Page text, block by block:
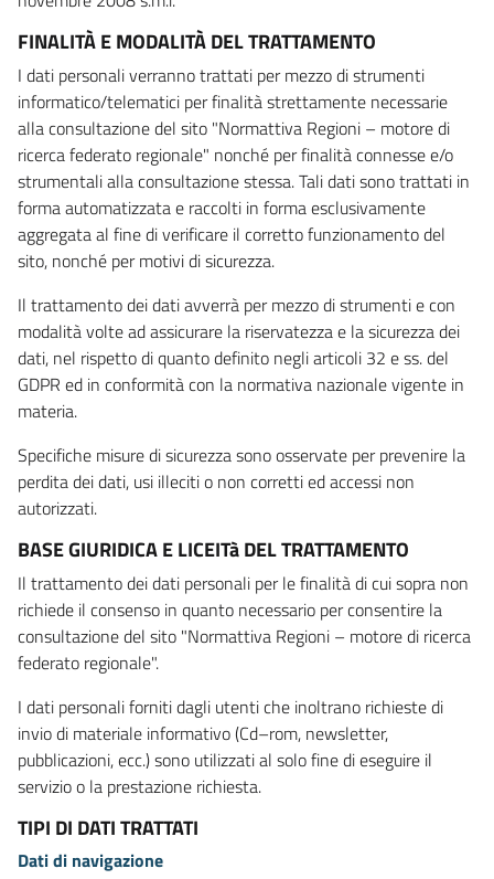
FINALITÀ E MODALITÀ DEL TRATTAMENTO
I dati personali verranno trattati per mezzo di strumenti
informatico/telematici per finalità strettamente necessarie
alla consultazione del sito "Normattiva Regioni – motore di
ricerca federato regionale" nonché per finalità connesse e/o
strumentali alla consultazione stessa. Tali dati sono trattati in
forma automatizzata e raccolti in forma esclusivamente
aggregata al fine di verificare il corretto funzionamento del
sito, nonché per motivi di sicurezza.
Il trattamento dei dati avverrà per mezzo di strumenti e con
modalità volte ad assicurare la riservatezza e la sicurezza dei
dati, nel rispetto di quanto definito negli articoli 32 e ss. del
GDPR ed in conformità con la normativa nazionale vigente in
materia.
Specifiche misure di sicurezza sono osservate per prevenire la
perdita dei dati, usi illeciti o non corretti ed accessi non
autorizzati.
BASE GIURIDICA E LICEITà DEL TRATTAMENTO
Il trattamento dei dati personali per le finalità di cui sopra non
richiede il consenso in quanto necessario per consentire la
consultazione del sito "Normattiva Regioni – motore di ricerca
federato regionale".
I dati personali forniti dagli utenti che inoltrano richieste di
invio di materiale informativo (Cd–rom, newsletter,
pubblicazioni, ecc.) sono utilizzati al solo fine di eseguire il
servizio o la prestazione richiesta.
TIPI DI DATI TRATTATI
Dati di navigazione